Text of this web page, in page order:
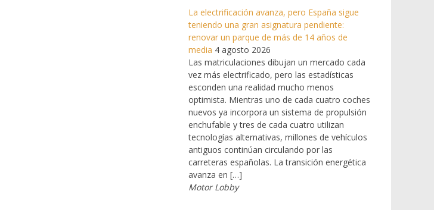
La electrificación avanza, pero España sigue
teniendo una gran asignatura pendiente:
renovar un parque de más de 14 años de
media 4 agosto 2026
Las matriculaciones dibujan un mercado cada
vez más electrificado, pero las estadísticas
esconden una realidad mucho menos
optimista. Mientras uno de cada cuatro coches
nuevos ya incorpora un sistema de propulsión
enchufable y tres de cada cuatro utilizan
tecnologías alternativas, millones de vehículos
antiguos continúan circulando por las
carreteras españolas. La transición energética
avanza en […]
Motor Lobby